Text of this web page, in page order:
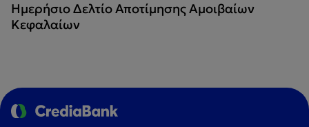
Ημερήσιο Δελτίο Αποτίμησης Αμοιβαίων
Κεφαλαίων